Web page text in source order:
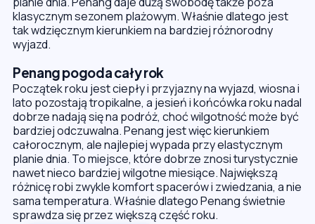
klasycznym sezonem plażowym. Właśnie dlatego jest
tak wdzięcznym kierunkiem na bardziej różnorodny
wyjazd.
Penang pogoda cały rok
Początek roku jest ciepły i przyjazny na wyjazd, wiosna i
lato pozostają tropikalne, a jesień i końcówka roku nadal
dobrze nadają się na podróż, choć wilgotność może być
bardziej odczuwalna. Penang jest więc kierunkiem
całorocznym, ale najlepiej wypada przy elastycznym
planie dnia. To miejsce, które dobrze znosi turystycznie
nawet nieco bardziej wilgotne miesiące. Największą
różnicę robi zwykle komfort spacerów i zwiedzania, a nie
sama temperatura. Właśnie dlatego Penang świetnie
sprawdza się przez większą część roku.